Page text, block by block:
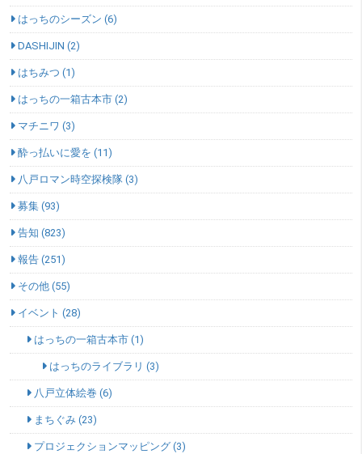
はっちのシーズン (6)
DASHIJIN (2)
はちみつ (1)
はっちの一箱古本市 (2)
マチニワ (3)
酔っ払いに愛を (11)
八戸ロマン時空探検隊 (3)
募集 (93)
告知 (823)
報告 (251)
その他 (55)
イベント (28)
はっちの一箱古本市 (1)
はっちのライブラリ (3)
八戸立体絵巻 (6)
まちぐみ (23)
プロジェクションマッピング (3)